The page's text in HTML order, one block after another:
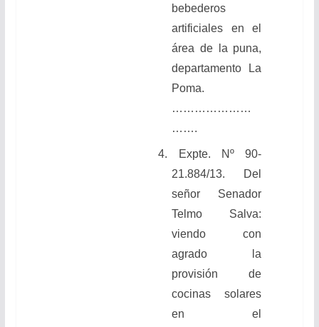
bebederos
artificiales en el
área de la puna,
departamento La
Poma.
…………………
…….
4.
Expte. Nº 90-
21.884/13. Del
señor Senador
Telmo Salva:
viendo con
agrado la
provisión de
cocinas solares
en el